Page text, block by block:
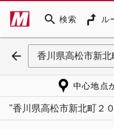
search 検索 ル
arrow_back
中心地点
"香川県高松市新北町２